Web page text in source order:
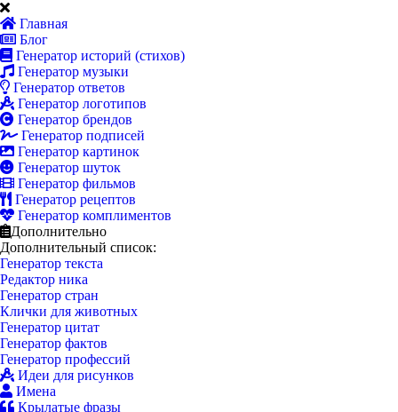
Главная
Блог
Генератор историй (стихов)
Генератор музыки
Генератор ответов
Генератор логотипов
Генератор брендов
Генератор подписей
Генератор картинок
Генератор шуток
Генератор фильмов
Генератор рецептов
Генератор комплиментов
Дополнительно
Дополнительный список:
Генератор текста
Редактор ника
Генератор стран
Клички для животных
Генератор цитат
Генератор фактов
Генератор профессий
Идеи для рисунков
Имена
Крылатые фразы